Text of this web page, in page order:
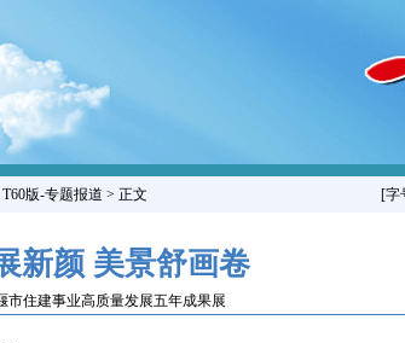
T60版-专题报道 > 正文 [字
新颜 美景舒画卷
住建事业高质量发展五年成果展